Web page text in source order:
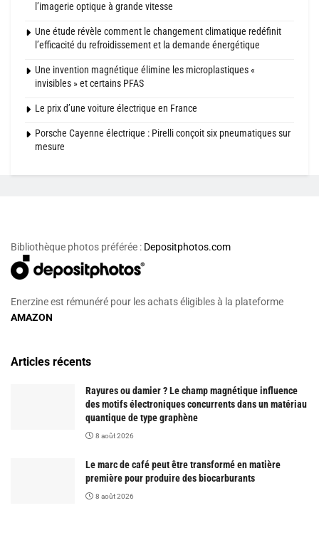
l’imagerie optique à grande vitesse
Une étude révèle comment le changement climatique redéfinit
l’efficacité du refroidissement et la demande énergétique
Une invention magnétique élimine les microplastiques «
invisibles » et certains PFAS
Le prix d’une voiture électrique en France
Porsche Cayenne électrique : Pirelli conçoit six pneumatiques sur
mesure
Bibliothèque photos préférée : Depositphotos.com
Enerzine est rémunéré pour les achats éligibles à la plateforme
AMAZON
Articles récents
Rayures ou damier ? Le champ magnétique influence
des motifs électroniques concurrents dans un matériau
quantique de type graphène
8 août 2026
Le marc de café peut être transformé en matière
première pour produire des biocarburants
8 août 2026